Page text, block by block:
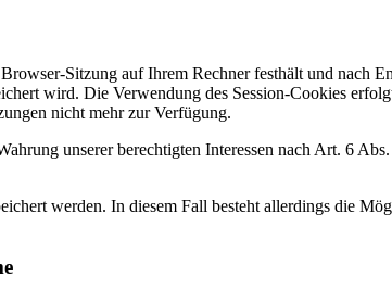
Sitzung auf Ihrem Rechner festhält und nach
wird. Die Verwendung des Session-Cookies
nicht mehr zur Verfügung.
unserer berechtigten Interessen nach Art. 6
werden. In diesem Fall besteht allerdings die